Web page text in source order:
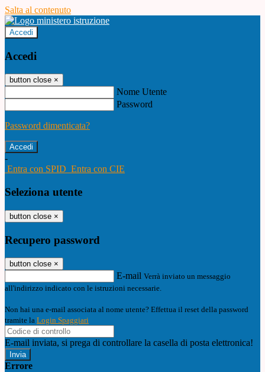
Salta al contenuto
Accedi
Accedi
button close ×
Nome Utente
Password
Password dimenticata?
-
Entra con SPID Entra con CIE
Seleziona utente
button close ×
Recupero password
button close ×
E-mail Verrà inviato un messaggio
all'indirizzo indicato con le istruzioni necessarie.
Non hai una e-mail associata al nome utente? Effettua il reset della password
tramite la Login Spaggiari
E-mail inviata, si prega di controllare la casella di posta elettronica!
Errore